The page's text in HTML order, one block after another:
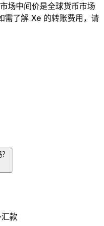
中间价是全球货币市场
需了解 Xe 的转账费用，请
款